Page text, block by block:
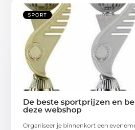
SPORT
De beste sportprijzen en
deze webshop
Organiseer je binnenkort een